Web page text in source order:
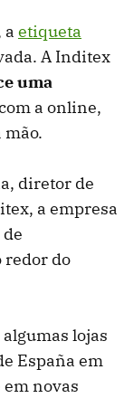
a etiqueta
A Inditex
uma
a online,
diretor de
a empresa
redor do
lojas
España em
novas